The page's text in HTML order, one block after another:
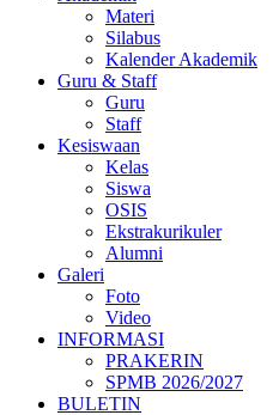
Materi
Silabus
Kalender Akademik
Guru & Staff
Guru
Staff
Kesiswaan
Kelas
Siswa
OSIS
Ekstrakurikuler
Alumni
Galeri
Foto
Video
INFORMASI
PRAKERIN
SPMB 2026/2027
BULETIN